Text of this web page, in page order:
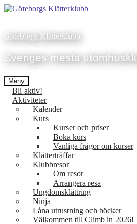
Hoppa
Göteborgs Klätterklubb
Sveriges mesta
Meny
Bli aktiv!
Aktiviteter
Kalender
Kurs
Kurser och priser
Boka kurs
Vanliga frågor om kurser
Klätterträffar
Klubbresor
Om resor
Arrangera resa
Ungdomsklättring
Ninja
Låna utrustning och böcker
Välkommen till Climb in 2026!